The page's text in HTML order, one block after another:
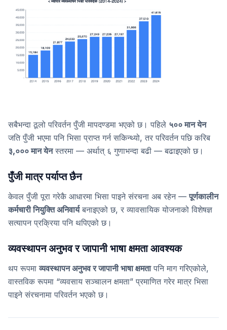
सबैभन्दा ठूलो परिवर्तन पुँजी मापदण्डमा भएको छ। पहिले ५०० मान येन
जति पुँजी भएमा पनि भिसा प्राप्त गर्न सकिन्थ्यो, तर परिवर्तन पछि करिब
३,००० मान येनस्तरमा — अर्थात् ६ गुणाभन्दा बढी — बढाइएको छ।
पुँजी मात्र पर्याप्त छैन
केवल पुँजी पूरा गरेकै आधारमा भिसा पाइने संरचना अब रहेन —पूर्णकालीन
कर्मचारी नियुक्ति अनिवार्यबनाइएको छ, र व्यावसायिक योजनाको विशेषज्ञ
सत्यापन प्रक्रिया पनि थपिएको छ।
व्यवस्थापन अनुभव र जापानी भाषा क्षमता आवश्यक
थप रूपमाव्यवस्थापन अनुभव र जापानी भाषा क्षमतापनि माग गरिएकोले,
वास्तविक रूपमा “व्यवसाय सञ्चालन क्षमता” प्रमाणित गरेर मात्र भिसा
पाइने संरचनामा परिवर्तन भएको छ।